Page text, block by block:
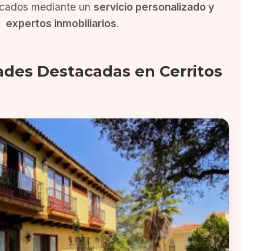
mediante un servicio personalizado y
expertos inmobiliarios.
Destacadas en Cerritos